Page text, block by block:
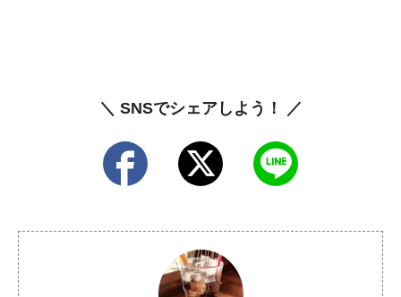
＼ SNSでシェアしよう！ ／